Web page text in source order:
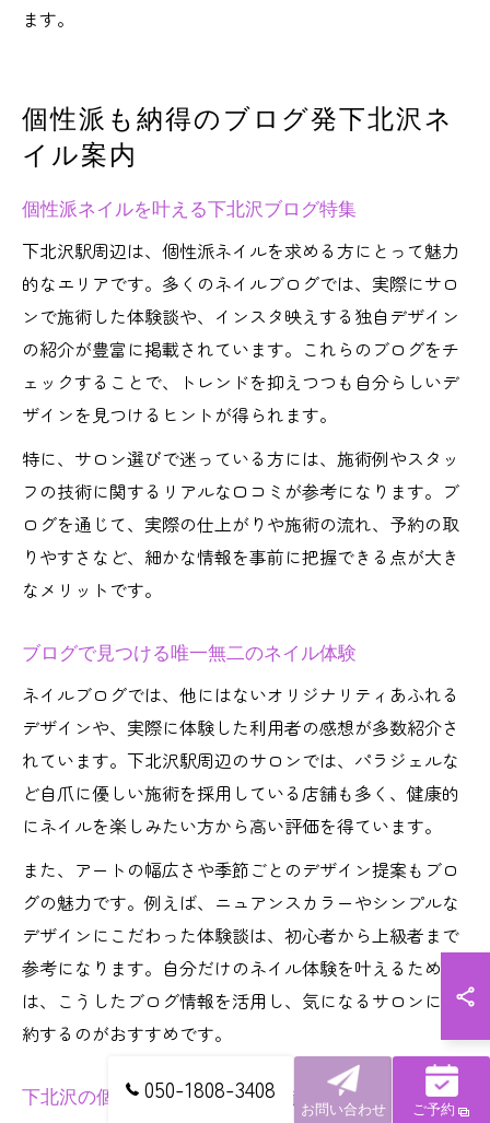
ます。
個性派も納得のブログ発下北沢ネ
イル案内
個性派ネイルを叶える下北沢ブログ特集
下北沢駅周辺は、個性派ネイルを求める方にとって魅力
的なエリアです。多くのネイルブログでは、実際にサロ
ンで施術した体験談や、インスタ映えする独自デザイン
の紹介が豊富に掲載されています。これらのブログをチ
ェックすることで、トレンドを抑えつつも自分らしいデ
ザインを見つけるヒントが得られます。
特に、サロン選びで迷っている方には、施術例やスタッ
フの技術に関するリアルな口コミが参考になります。ブ
ログを通じて、実際の仕上がりや施術の流れ、予約の取
りやすさなど、細かな情報を事前に把握できる点が大き
なメリットです。
ブログで見つける唯一無二のネイル体験
ネイルブログでは、他にはないオリジナリティあふれる
デザインや、実際に体験した利用者の感想が多数紹介さ
れています。下北沢駅周辺のサロンでは、パラジェルな
ど自爪に優しい施術を採用している店舗も多く、健康的
にネイルを楽しみたい方から高い評価を得ています。
また、アートの幅広さや季節ごとのデザイン提案もブロ
グの魅力です。例えば、ニュアンスカラーやシンプルな
デザインにこだわった体験談は、初心者から上級者まで
参考になります。自分だけのネイル体験を叶えるために
は、こうしたブログ情報を活用し、気になるサロンに予
約するのがおすすめです。
下北沢の個性派ネイルデザイン徹底解説
050-1808-3408
お問い合わせ ご予約